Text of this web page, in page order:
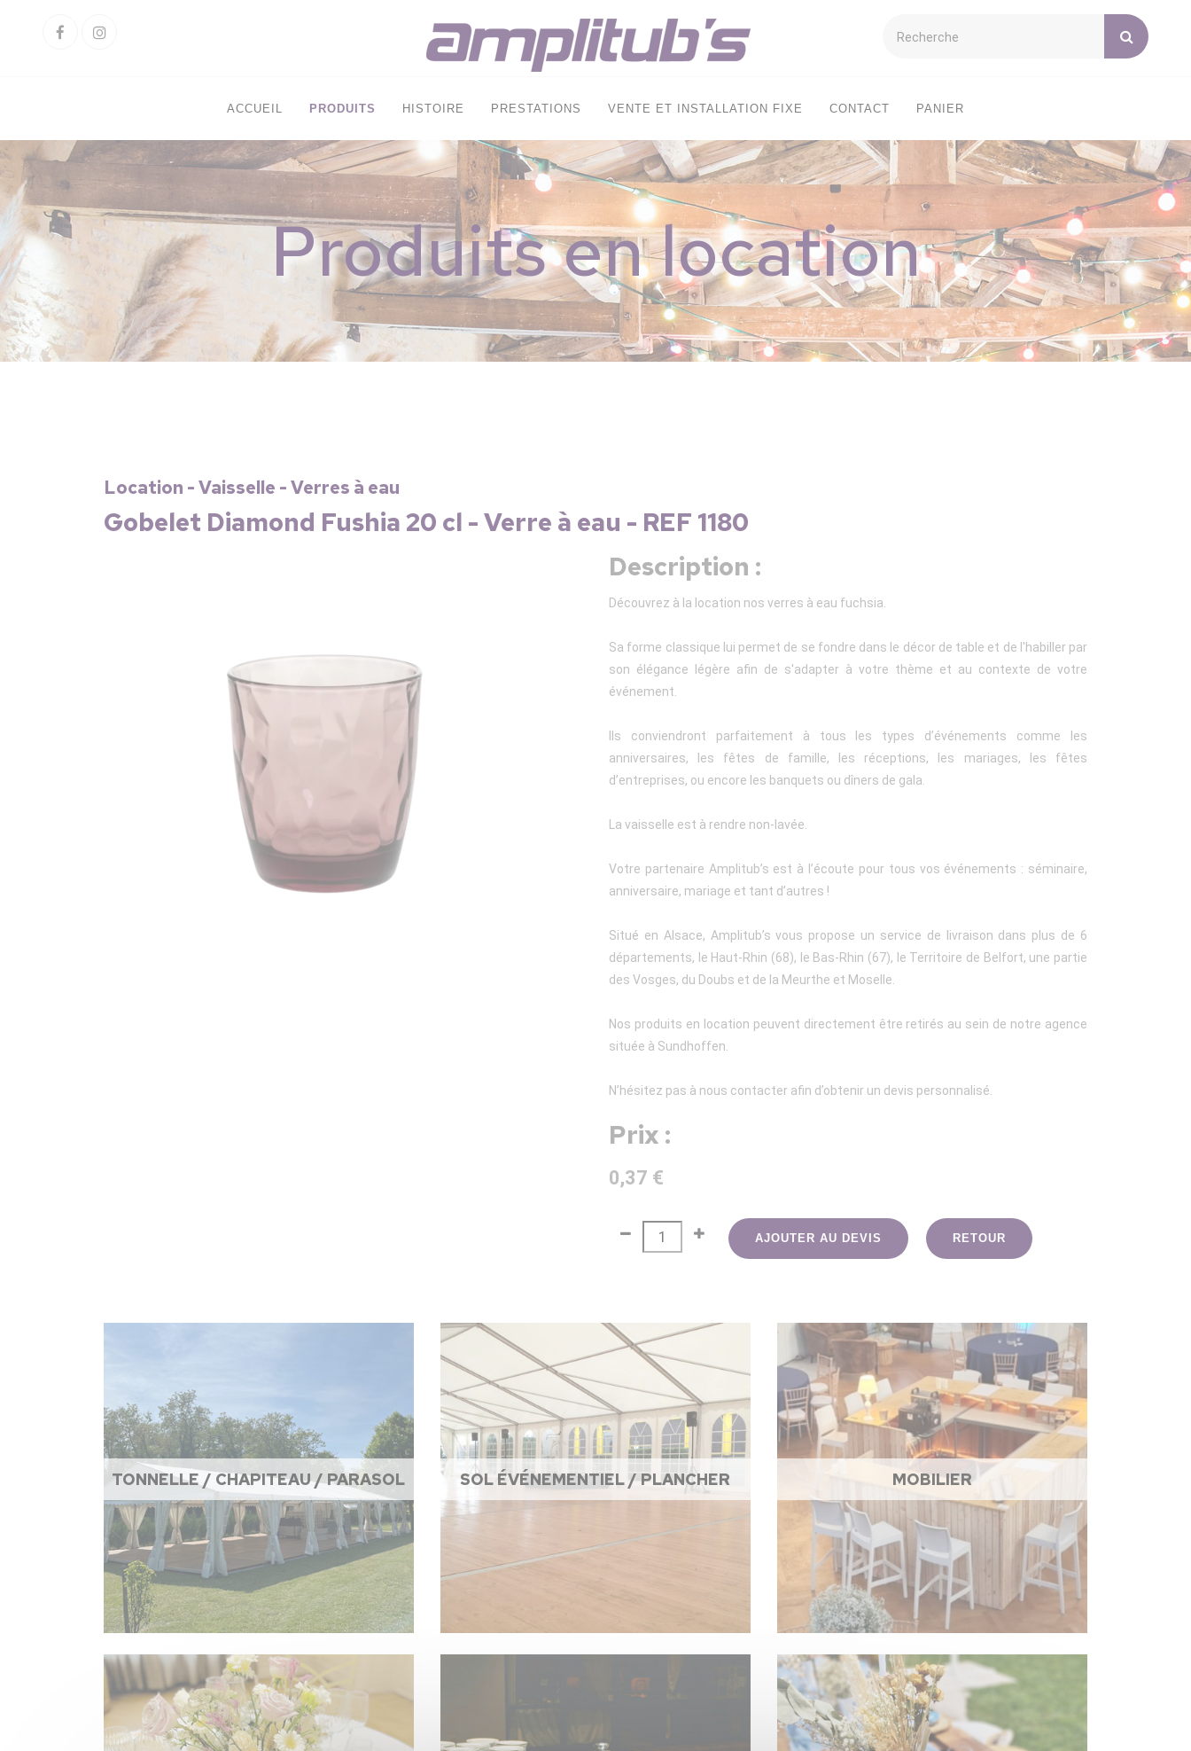
FacebookInstagram
ACCUEIL PRODUITS HISTOIRE PRESTATIONS VENTE ET INSTALLATION FIXE CONTACT PANIER
Produits en location
Location - Vaisselle - Verres à eau
Gobelet Diamond Fushia 20 cl - Verre à eau - REF 1180
Description :
Découvrez à la location nos verres à eau fuchsia.
Sa forme classique lui permet de se fondre dans le décor de table et de l'habiller par
son élégance légère afin de s'adapter à votre thème et au contexte de votre
événement.
Ils conviendront parfaitement à tous les types d’événements comme les
anniversaires, les fêtes de famille, les réceptions, les mariages, les fêtes
d’entreprises, ou encore les banquets ou dîners de gala.
La vaisselle est à rendre non-lavée.
Votre partenaire Amplitub’s est à l’écoute pour tous vos événements : séminaire,
anniversaire, mariage et tant d’autres !
Situé en Alsace, Amplitub’s vous propose un service de livraison dans plus de 6
départements, le Haut-Rhin (68), le Bas-Rhin (67), le Territoire de Belfort, une partie
des Vosges, du Doubs et de la Meurthe et Moselle.
Nos produits en location peuvent directement être retirés au sein de notre agence
située à Sundhoffen.
N’hésitez pas à nous contacter afin d’obtenir un devis personnalisé.
Prix :
0,37 €
AJOUTER AU DEVIS RETOUR
TONNELLE / CHAPITEAU / PARASOL SOL ÉVÉNEMENTIEL / PLANCHER MOBILIER